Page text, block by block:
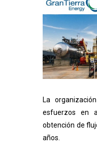
La
esfuerzos en
obtención de
años.